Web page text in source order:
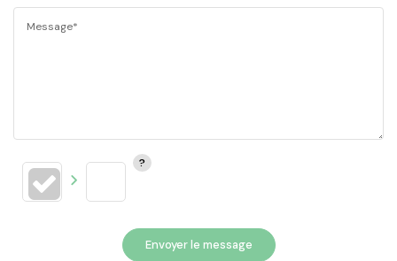
Message*
Envoyer le message